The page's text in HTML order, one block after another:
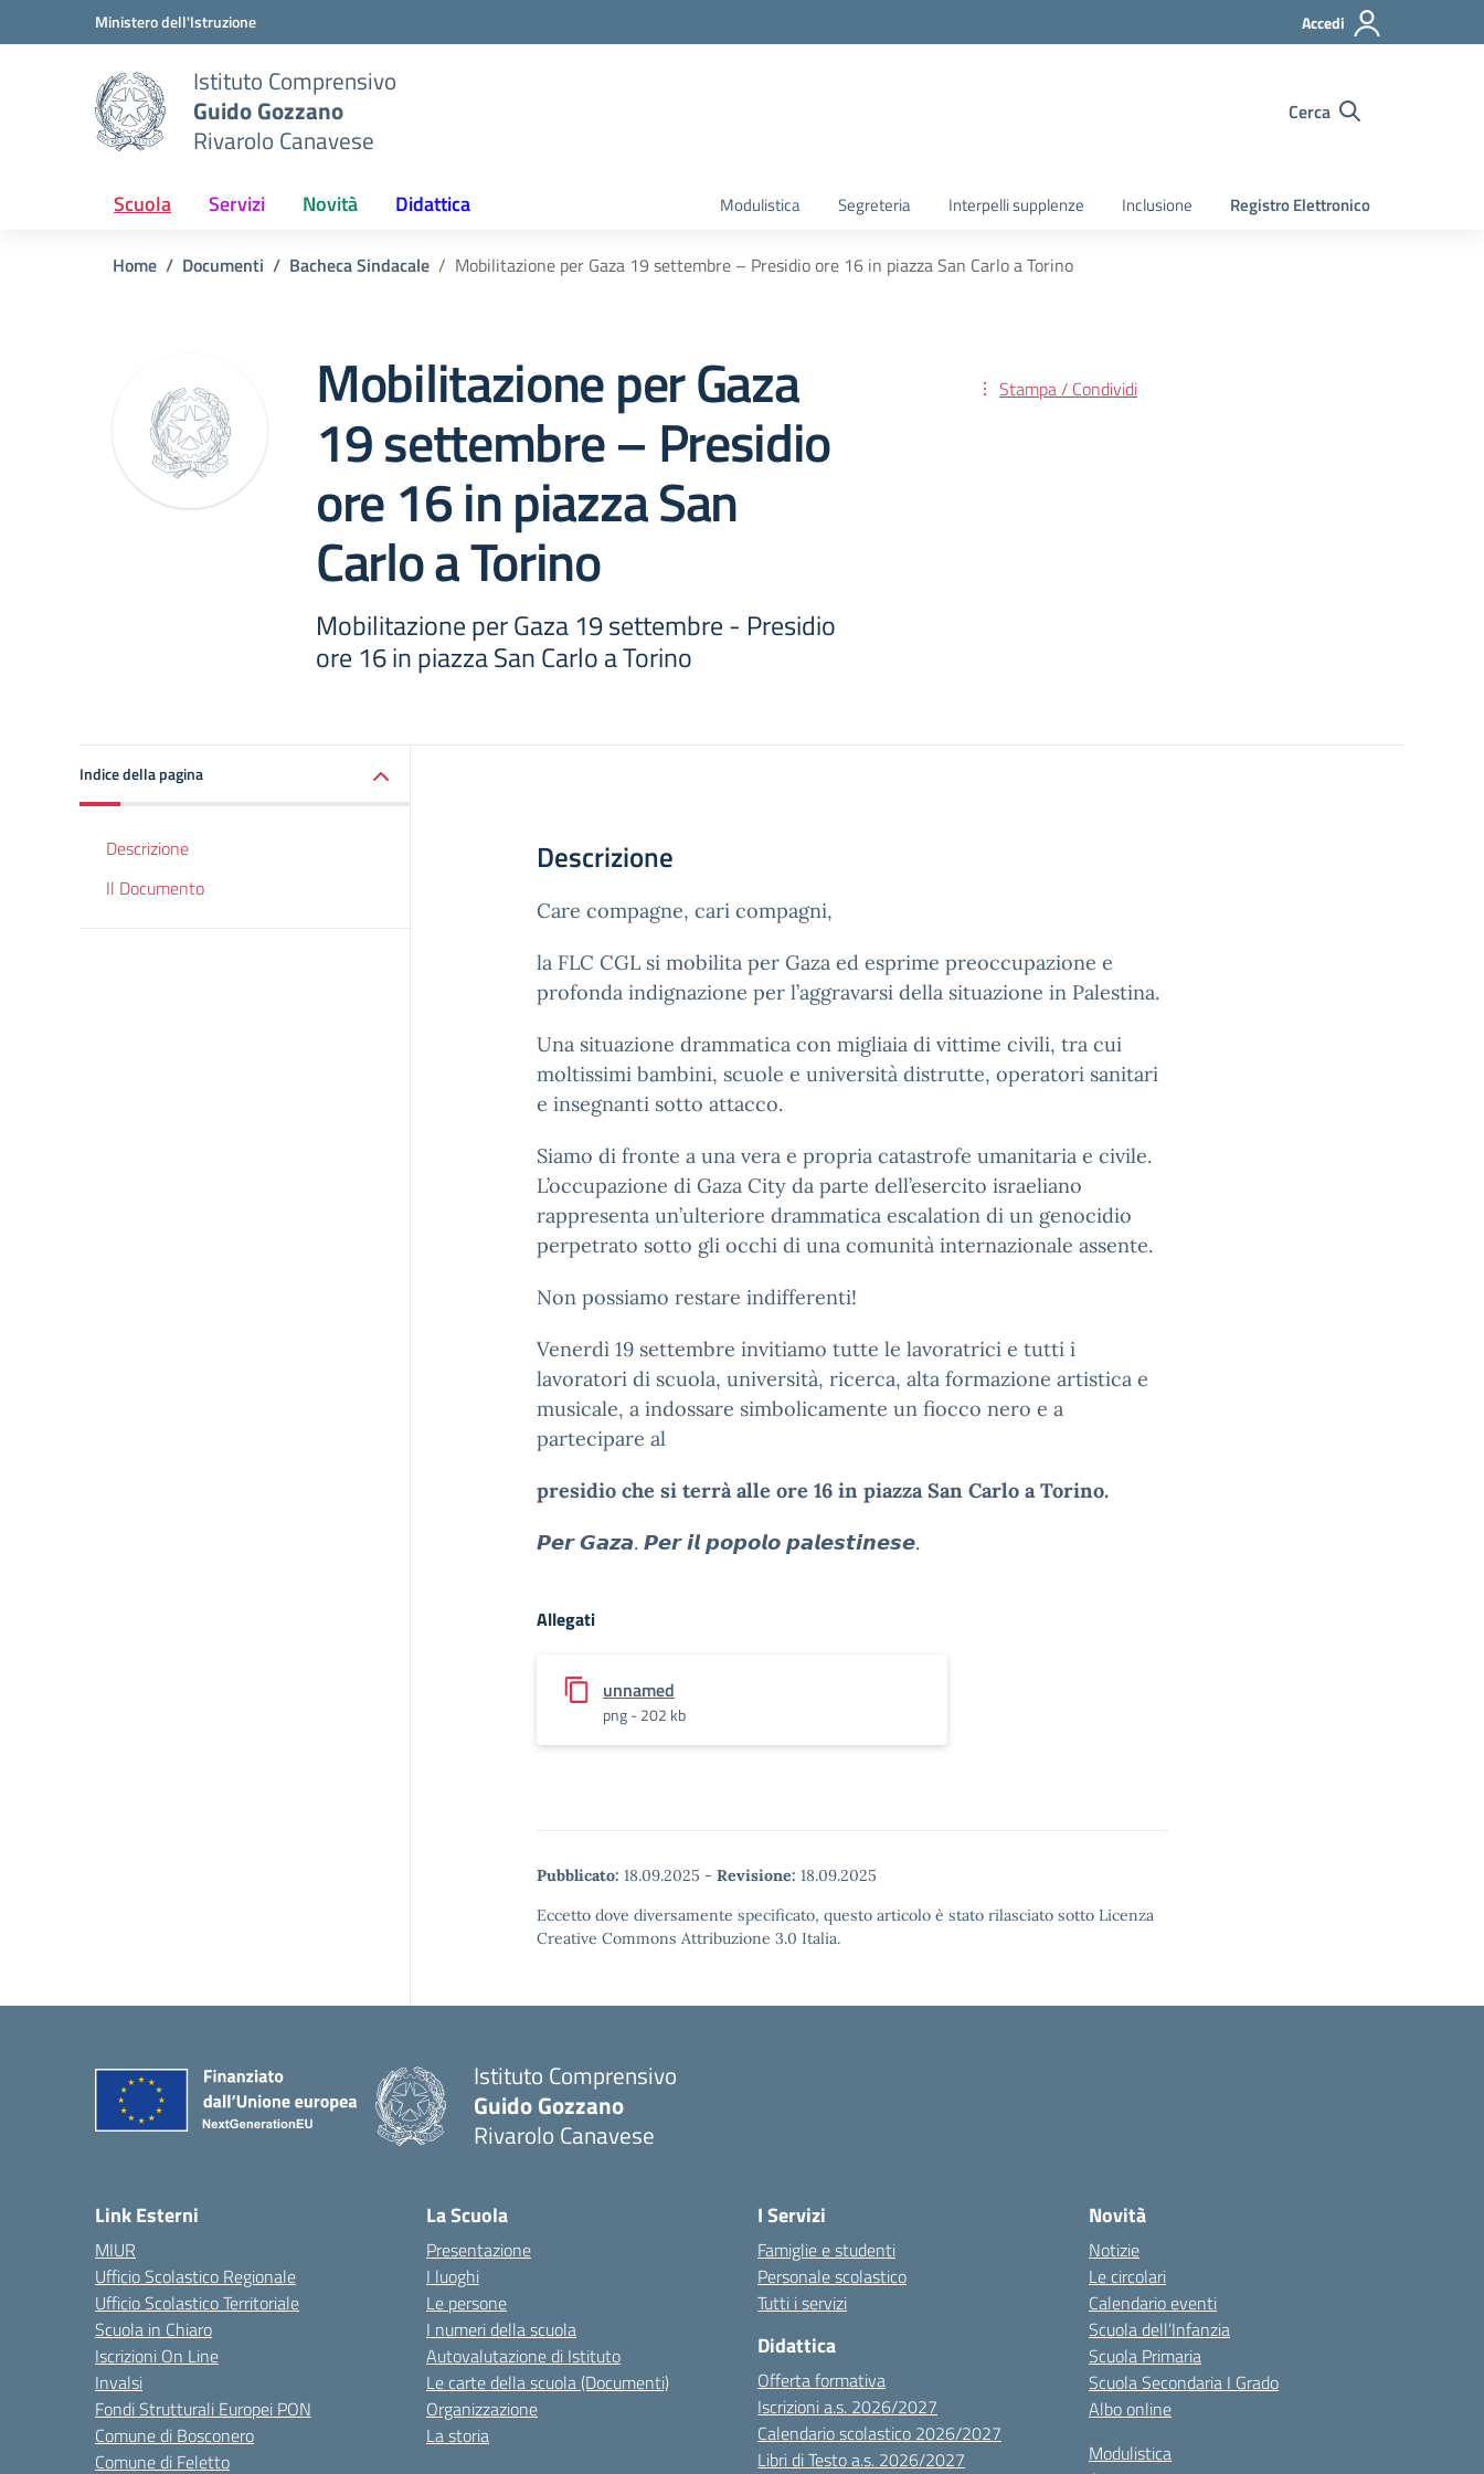
Vai ai contenuti
Vai al menu di navigazione
Ministero dell'Istruzione Accedi
Istituto Comprensivo
Guido Gozzano
Rivarolo Canavese
Cerca
Scuola Servizi Novità Didattica Modulistica Segreteria Interpelli supplenze Inclusione Registro Elettronico
Home Documenti Bacheca Sindacale Mobilitazione per Gaza 19 settembre – Presidio ore 16 in piazza San Carlo a Torino
Mobilitazione per Gaza
19 settembre – Presidio
ore 16 in piazza San
Carlo a Torino
Mobilitazione per Gaza 19 settembre - Presidio
ore 16 in piazza San Carlo a Torino
Stampa / Condividi
Indice della pagina
Descrizione
Il Documento
Descrizione
Care compagne, cari compagni,
la FLC CGL si mobilita per Gaza ed esprime preoccupazione e
profonda indignazione per l’aggravarsi della situazione in Palestina.
Una situazione drammatica con migliaia di vittime civili, tra cui
moltissimi bambini, scuole e università distrutte, operatori sanitari
e insegnanti sotto attacco.
Siamo di fronte a una vera e propria catastrofe umanitaria e civile.
L’occupazione di Gaza City da parte dell’esercito israeliano
rappresenta un’ulteriore drammatica escalation di un genocidio
perpetrato sotto gli occhi di una comunità internazionale assente.
Non possiamo restare indifferenti!
Venerdì 19 settembre invitiamo tutte le lavoratrici e tutti i
lavoratori di scuola, università, ricerca, alta formazione artistica e
musicale, a indossare simbolicamente un fiocco nero e a
partecipare al
presidio che si terrà alle ore 16 in piazza San Carlo a Torino.
𝙋𝙚𝙧 𝙂𝙖𝙯𝙖. 𝙋𝙚𝙧 𝙞𝙡 𝙥𝙤𝙥𝙤𝙡𝙤 𝙥𝙖𝙡𝙚𝙨𝙩𝙞𝙣𝙚𝙨𝙚.
Allegati
unnamed
png - 202 kb
Pubblicato: 18.09.2025 - Revisione: 18.09.2025
Eccetto dove diversamente specificato, questo articolo è stato rilasciato sotto Licenza
Creative Commons Attribuzione 3.0 Italia.
Istituto Comprensivo
Guido Gozzano
Rivarolo Canavese
Link Esterni
MIUR
Ufficio Scolastico Regionale
Ufficio Scolastico Territoriale
Scuola in Chiaro
Iscrizioni On Line
Invalsi
Fondi Strutturali Europei PON
Comune di Bosconero
Comune di Feletto
La Scuola
Presentazione
I luoghi
Le persone
I numeri della scuola
Autovalutazione di Istituto
Le carte della scuola (Documenti)
Organizzazione
La storia
I Servizi
Famiglie e studenti
Personale scolastico
Tutti i servizi
Didattica
Offerta formativa
Iscrizioni a.s. 2026/2027
Calendario scolastico 2026/2027
Libri di Testo a.s. 2026/2027
Novità
Notizie
Le circolari
Calendario eventi
Scuola dell’Infanzia
Scuola Primaria
Scuola Secondaria I Grado
Albo online
Modulistica